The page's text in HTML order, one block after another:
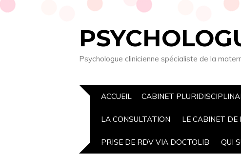
Psychologue clinicienne spécialiste de la
ACCUEIL CABINET
LA CONSULTATION LE CABINET DE
PRISE DE RDV VIA DOCTOLIB QUI